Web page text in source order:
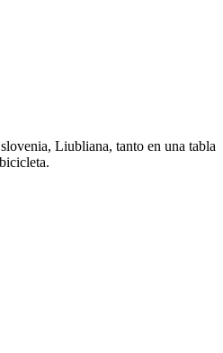
Liubliana, tanto en una tabla